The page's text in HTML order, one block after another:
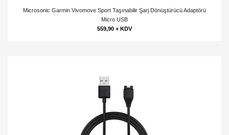
Microsonic Garmin Vivomove Sport Taşınabilir Şarj Dönüştürücü Adaptörü
Micro USB
559,90 + KDV